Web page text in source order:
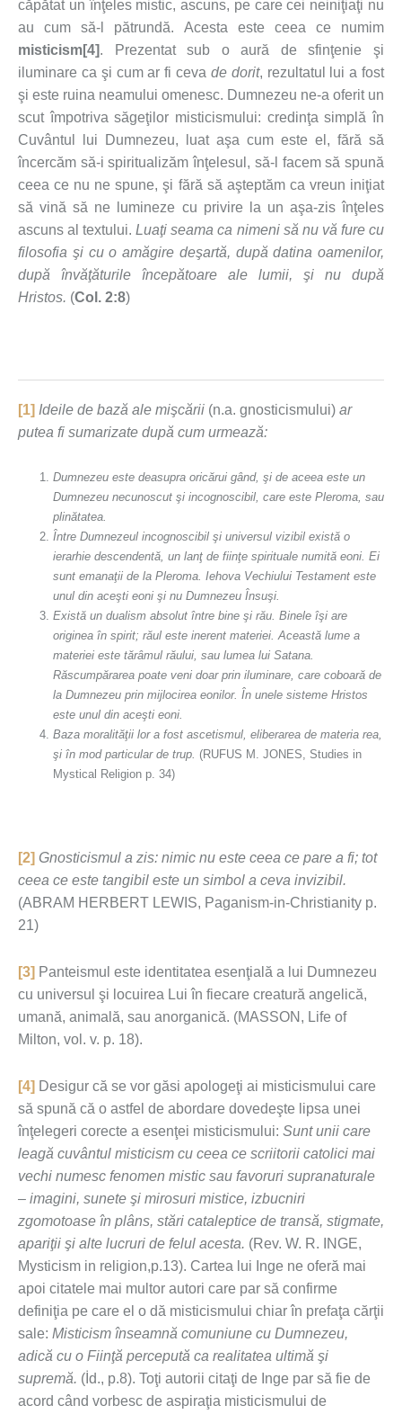
căpătat un înţeles mistic, ascuns, pe care cei neiniţiaţi nu
au cum să-l pătrundă. Acesta este ceea ce numim
misticism[4]. Prezentat sub o aură de sfinţenie şi
iluminare ca şi cum ar fi ceva de dorit, rezultatul lui a fost
şi este ruina neamului omenesc. Dumnezeu ne-a oferit un
scut împotriva săgeţilor misticismului: credinţa simplă în
Cuvântul lui Dumnezeu, luat aşa cum este el, fără să
încercăm să-i spiritualizăm înţelesul, să-l facem să spună
ceea ce nu ne spune, şi fără să aşteptăm ca vreun iniţiat
să vină să ne lumineze cu privire la un aşa-zis înţeles
ascuns al textului.Luaţi seama ca nimenisă nu vă fure cu
filosofia şi cu o amăgire deşartă, după datina oamenilor,
după învăţăturile începătoare ale lumii, şi nu după
Hristos. (Col. 2:8)
[1] Ideile de bază ale mişcării (n.a. gnosticismului) ar
putea fi sumarizate după cum urmează:
Dumnezeu este deasupra oricărui gând, şi de aceea este un
Dumnezeu necunoscut şi incognoscibil, care este Pleroma, sau
plinătatea.
Între Dumnezeul incognoscibil şi universul vizibil există o
ierarhie descendentă, un lanţ de fiinţe spirituale numită eoni. Ei
sunt emanaţii de la Pleroma. Iehova Vechiului Testament este
unul din aceşti eoni şi nu Dumnezeu Însuşi.
Există un dualism absolut între bine şi rău. Binele îşi are
originea în spirit; răul este inerent materiei. Această lume a
materiei este tărâmul răului, sau lumea lui Satana.
Răscumpărarea poate veni doar prin iluminare, care coboară de
la Dumnezeu prin mijlocirea eonilor. În unele sisteme Hristos
este unul din aceşti eoni.
Baza moralităţii lor a fost ascetismul, eliberarea de materia rea,
şi în mod particular de trup. (RUFUS M. JONES, Studies in
Mystical Religion p. 34)
[2] Gnosticismul a zis: nimic nu este ceea ce pare a fi; tot
ceea ce este tangibil este un simbol a ceva invizibil.
(ABRAM HERBERT LEWIS, Paganism-in-Christianity p.
21)
[3] Panteismul este identitatea esenţială a lui Dumnezeu
cu universul şi locuirea Lui în fiecare creatură angelică,
umană, animală, sau anorganică. (MASSON, Life of
Milton, vol. v. p. 18).
[4] Desigur că se vor găsi apologeţi ai misticismului care
să spună că o astfel de abordare dovedeşte lipsa unei
înţelegeri corecte a esenţei misticismului: Sunt unii care
leagă cuvântul misticism cu ceea ce scriitorii catolici mai
vechi numesc fenomen mistic sau favoruri supranaturale
– imagini, sunete şi mirosuri mistice, izbucniri
zgomotoase în plâns, stări cataleptice de transă, stigmate,
apariţii şi alte lucruri de felul acesta. (Rev. W. R. INGE,
Mysticism in religion,p.13). Cartea lui Inge ne oferă mai
apoi citatele mai multor autori care par să confirme
definiţia pe care el o dă misticismului chiar în prefaţa cărţii
sale: Misticism înseamnă comuniune cu Dumnezeu,
adică cu o Fiinţă percepută ca realitatea ultimă şi
supremă. (İd., p.8). Toţi autorii citaţi de Inge par să fie de
acord când vorbesc de aspiraţia misticismului de